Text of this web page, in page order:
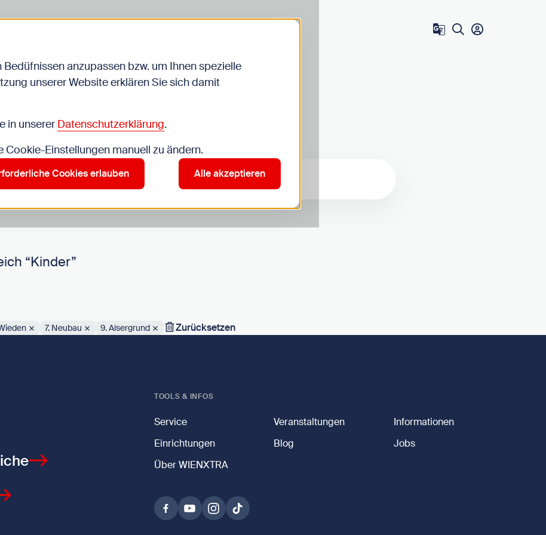
Zum Benutzer
Veranstaltungen
“Kinder”
7. Neubau 9. Alsergrund Zurücksetzen
TOOLS & INFOS
Service Veranstaltungen
Informationen
Einrichtungen
Blog
Jobs
Über WIENXTRA
anzupassen bzw. um Ihnen spezielle
unserer Website erklären Sie sich damit
in unsererDatenschutzerklärung.
Cookie-Einstellungen manuell zu ändern.
Cookies erlauben Alle akzeptieren